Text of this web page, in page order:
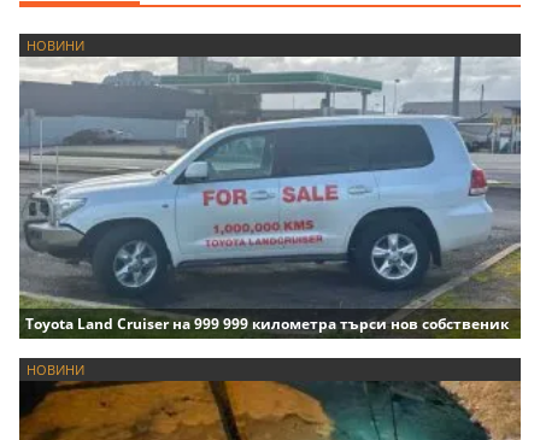
НОВИНИ
Toyota Land Cruiser на 999 999 километра търси нов собственик
НОВИНИ